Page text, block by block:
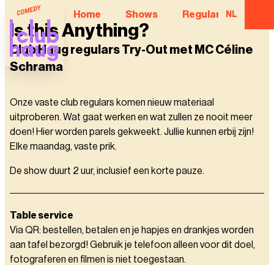
Home Shows Regular NL
Is this Anything?
Club Haug regulars Try-Out met MC Céline
Schrama
Onze vaste club regulars komen nieuw materiaal
uitproberen. Wat gaat werken en wat zullen ze nooit meer
doen! Hier worden parels gekweekt. Jullie kunnen erbij zijn!
Elke maandag, vaste prik.
De show duurt 2 uur, inclusief een korte pauze.
Table service
Via QR: bestellen, betalen en je hapjes en drankjes worden
aan tafel bezorgd! Gebruik je telefoon alleen voor dit doel,
fotograferen en filmen is niet toegestaan.